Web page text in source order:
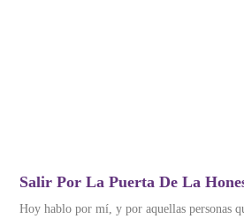
Salir Por La Puerta De La
Hoy hablo por mí, y por aquellas personas